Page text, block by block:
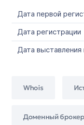
Дата первой
Дата регистрации
Дата
Whois
Доменный брокер